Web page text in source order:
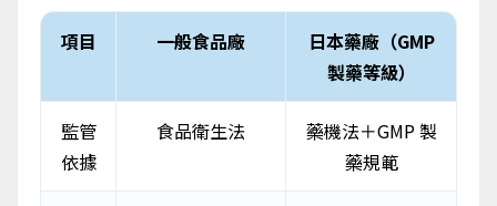
項目 一般食品廠
日本藥廠（GMP
製藥等級）
監管
依據
食品衛生法
藥機法＋GMP 製
藥規範